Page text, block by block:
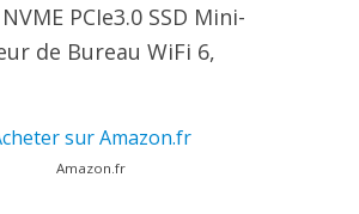
PCIe3.0 SSD Mini-
de Bureau WiFi 6,
sur Amazon.fr
Amazon.fr